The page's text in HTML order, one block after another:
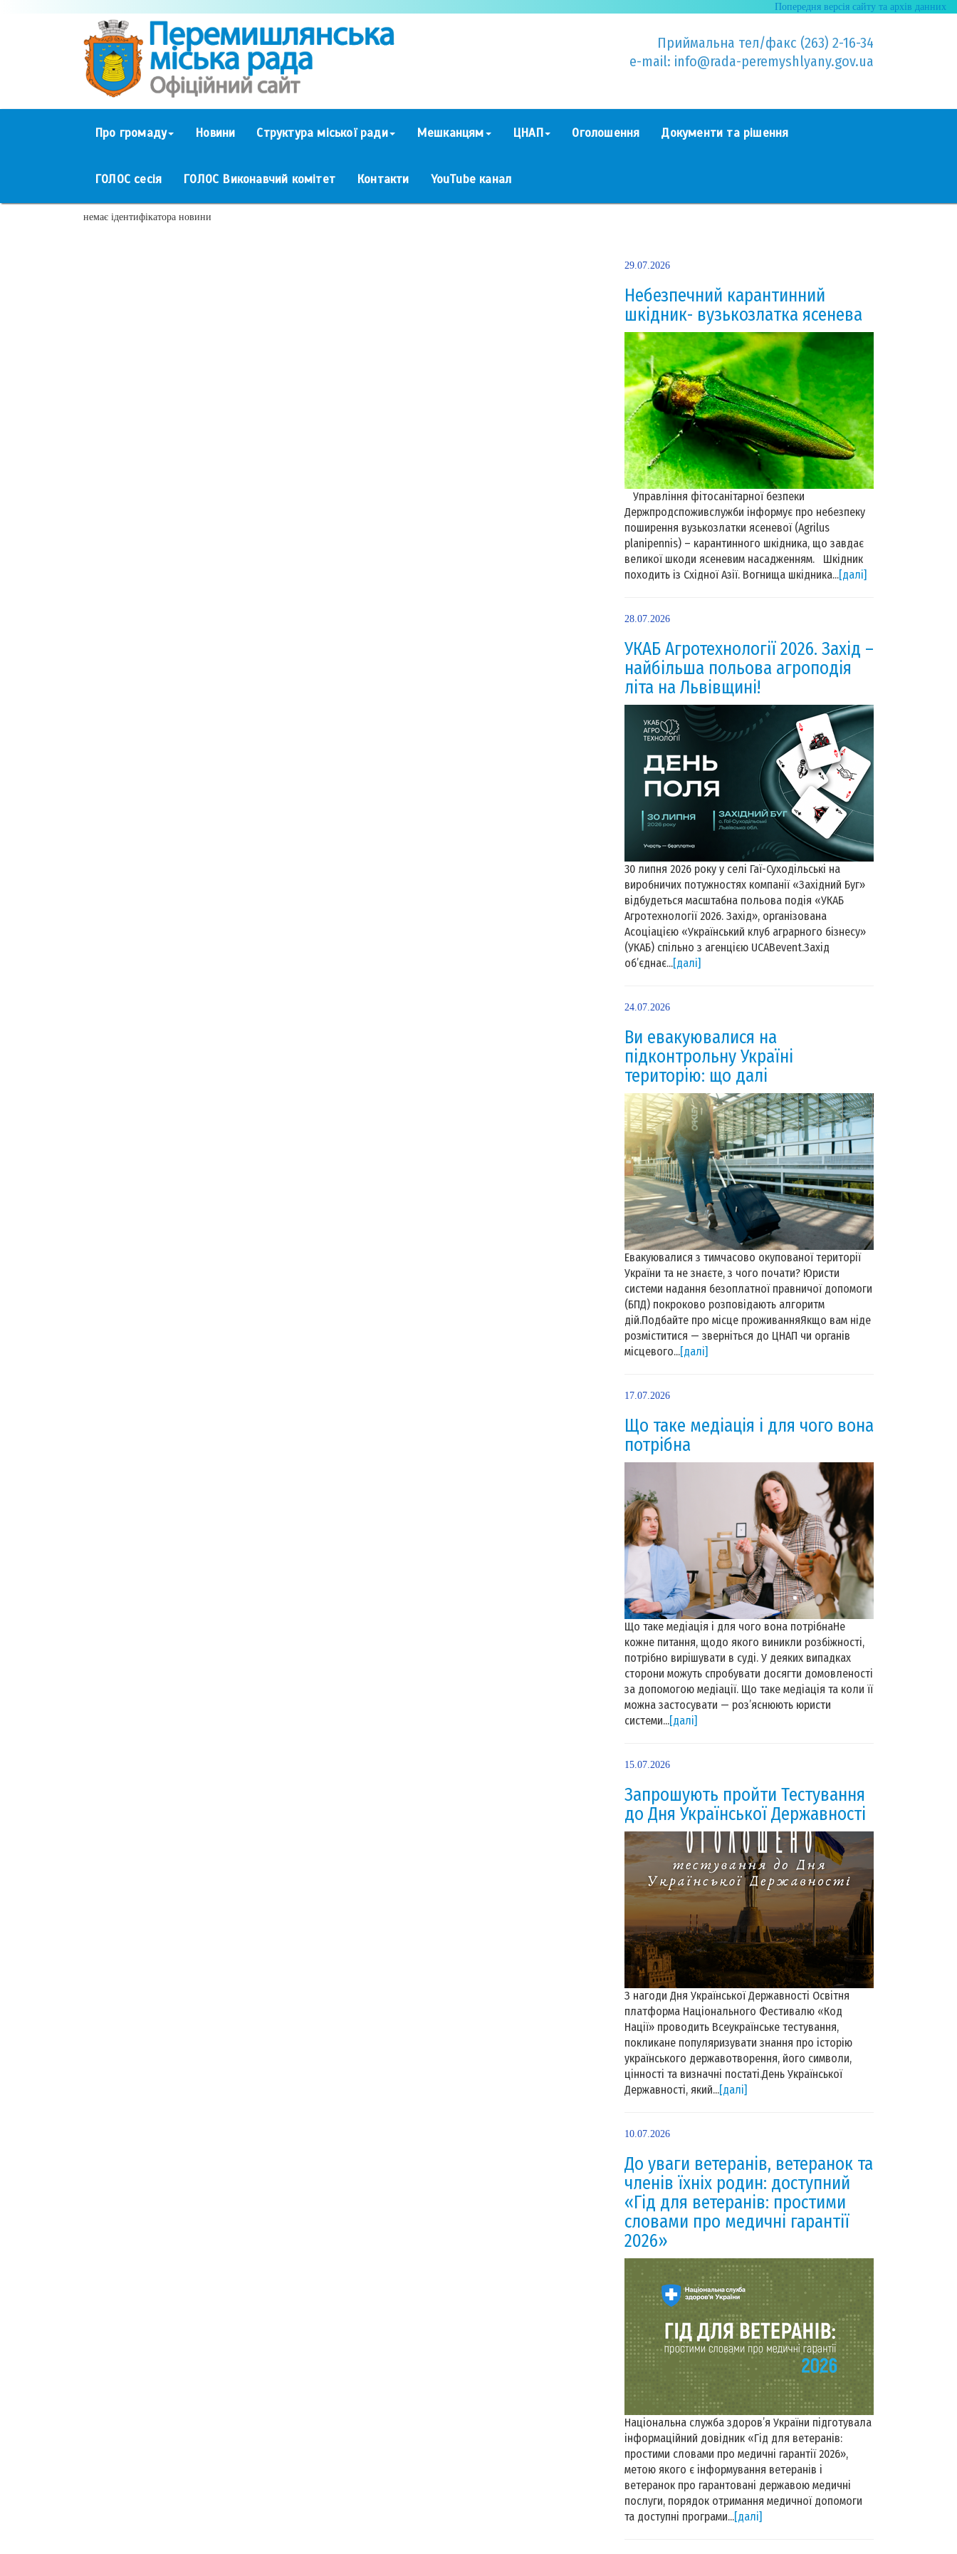
Попередня версія сайту та архів данних
Приймальна тел/факс (263) 2-16-34
e-mail: info@rada-peremyshlyany.gov.ua
Про громаду Новини Структура міської ради Мешканцям ЦНАП Оголошення Документи та рішення
ГОЛОС сесія ГОЛОС Виконавчий комітет Контакти YouTube канал
немає ідентифікатора новини
29.07.2026
Небезпечний карантинний
шкідник- вузькозлатка ясенева
Управління фітосанітарної безпеки
Держпродспоживслужби інформує про небезпеку
поширення вузькозлатки ясеневої (Agrilus
planipennis) – карантинного шкідника, що завдає
великої шкоди ясеневим насадженням. Шкідник
походить із Східної Азії. Вогнища шкідника...[далі]
28.07.2026
УКАБ Агротехнології 2026. Захід –
найбільша польова агроподія
літа на Львівщині!
30 липня 2026 року у селі Гаї-Суходільські на
виробничих потужностях компанії «Західний Буг»
відбудеться масштабна польова подія «УКАБ
Агротехнології 2026. Захід», організована
Асоціацією «Український клуб аграрного бізнесу»
(УКАБ) спільно з агенцією UCABevent.Захід
об’єднає...[далі]
24.07.2026
Ви евакуювалися на
підконтрольну Україні
територію: що далі
Евакуювалися з тимчасово окупованої території
України та не знаєте, з чого почати? Юристи
системи надання безоплатної правничої допомоги
(БПД) покроково розповідають алгоритм
дій.Подбайте про місце проживанняЯкщо вам ніде
розміститися — зверніться до ЦНАП чи органів
місцевого...[далі]
17.07.2026
Що таке медіація і для чого вона
потрібна
Що таке медіація і для чого вона потрібнаНе
кожне питання, щодо якого виникли розбіжності,
потрібно вирішувати в суді. У деяких випадках
сторони можуть спробувати досягти домовленості
за допомогою медіації. Що таке медіація та коли її
можна застосувати — роз’яснюють юристи
системи...[далі]
15.07.2026
Запрошують пройти Тестування
до Дня Української Державності
З нагоди Дня Української Державності Освітня
платформа Національного Фестивалю «Код
Нації» проводить Всеукраїнське тестування,
покликане популяризувати знання про історію
українського державотворення, його символи,
цінності та визначні постаті.День Української
Державності, який...[далі]
10.07.2026
До уваги ветеранів, ветеранок та
членів їхніх родин: доступний
«Гід для ветеранів: простими
словами про медичні гарантії
2026»
Національна служба здоров’я України підготувала
інформаційний довідник «Гід для ветеранів:
простими словами про медичні гарантії 2026»,
метою якого є інформування ветеранів і
ветеранок про гарантовані державою медичні
послуги, порядок отримання медичної допомоги
та доступні програми...[далі]